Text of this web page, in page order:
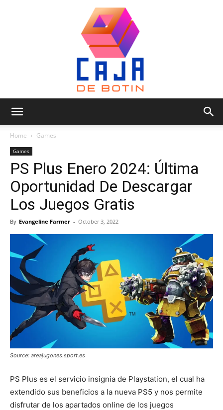
de
Botin
Home Games
Games
PS Plus Enero 2024: Última
Oportunidad De Descargar
Los Juegos Gratis
By Evangeline Farmer - October 3, 2022
Source: areajugones.sport.es
PS Plus es el servicio insignia de Playstation, el cual ha
extendido sus beneficios a la nueva PS5 y nos permite
disfrutar de los apartados online de los juegos